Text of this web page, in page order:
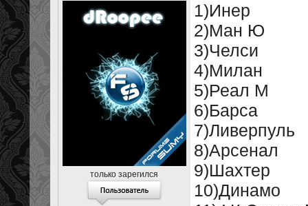
только зарегился
1)Инер
2)Ман Ю
3)Челси
4)Милан
5)Реал М
6)Барса
7)Ливерпуль
8)Арсенал
9)Шахтер
10)Динамо